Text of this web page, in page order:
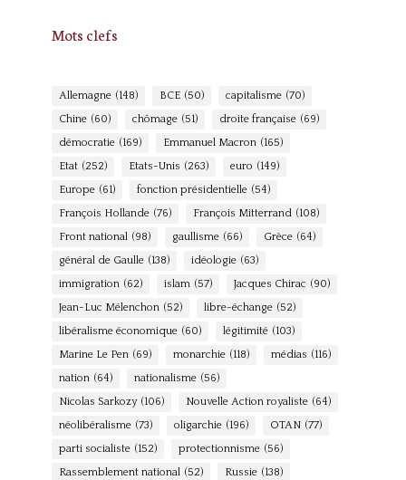
Mots clefs
Allemagne (148) BCE (50) capitalisme (70)
Chine (60) chômage (51) droite française (69)
démocratie (169) Emmanuel Macron (165)
Etat (252) Etats-Unis (263) euro (149)
Europe (61) fonction présidentielle (54)
François Hollande (76) François Mitterrand (108)
Front national (98) gaullisme (66) Grèce (64)
général de Gaulle (138) idéologie (63)
immigration (62) islam (57) Jacques Chirac (90)
Jean-Luc Mélenchon (52) libre-échange (52)
libéralisme économique (60) légitimité (103)
Marine Le Pen (69) monarchie (118) médias (116)
nation (64) nationalisme (56)
Nicolas Sarkozy (106) Nouvelle Action royaliste (64)
néolibéralisme (73) oligarchie (196) OTAN (77)
parti socialiste (152) protectionnisme (56)
Rassemblement national (52) Russie (138)